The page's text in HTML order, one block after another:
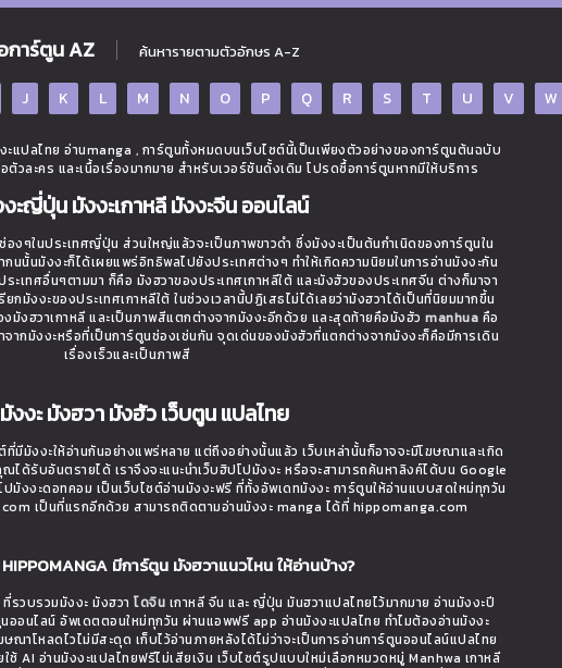
การ์ตูน AZ ค้นหารายตามตัวอักษร A-Z
J K L M N O P Q R S T U V W
ะแปลไทย อ่านmanga , การ์ตูนทั้งหมดบนเว็บไซต์นี้เป็นเพียงตัวอย่างของการ์ตูนต้นฉบับ
วละคร และเนื้อเรื่องมากมาย สำหรับเวอร์ชันดั้งเดิม โปรดซื้อการ์ตูนหากมีให้บริการ
ะญี่ปุ่น มังงะเกาหลี มังงะจีน ออนไลน์
งๆในประเทศญี่ปุ่น ส่วนใหญ่แล้วจะเป็นภาพขาวดำ ซึ่งมังงะเป็นต้นกำเนิดของการ์ตูนใน
นนั้นมังงะก็ได้เผยแพร่อิทธิพลไปยังประเทศต่างๆ ทำให้เกิดความนิยมในการอ่านมังงะกัน
ะเทศอื่นๆตามมา ก็คือ มังฮวาของประเทศเกาหลีใต้ และมังฮัวของประเทศจีน ต่างก็มาจา
กมังงะของประเทศเกาหลีใต้ ในช่วงเวลานี้ปฏิเสธไม่ได้เลยว่ามังฮวาได้เป็นที่นิยมมากขึ้น
มังฮวาเกาหลี และเป็นภาพสีแตกต่างจากมังงะอีกด้วย และสุดท้ายคือมังฮัว manhua คือ
ากมังงะหรือที่เป็นการ์ตูนช่องเช่นกัน จุดเด่นของมังฮัวที่แตกต่างจากมังงะก็คือมีการเดิน
เรื่องเร็วและเป็นภาพสี
งงะ มังฮวา มังฮัว เว็บตูน แปลไทย
ที่มีมังงะให้อ่านกันอย่างแพร่หลาย แต่ถึงอย่างนั้นแล้ว เว็บเหล่านั้นก็อาจจะมีโฆษณาและเกิด
ได้รับอันตรายได้ เราจึงจะแนะนำเว็บฮิปโปมังงะ หรือจะสามารถค้นหาลิงค์ได้บน Google
งงะดอทคอม เป็นเว็บไซต์อ่านมังงะฟรี ที่ทั้งอัพเดทมังงะ การ์ตูนให้อ่านแบบสดใหม่ทุกวัน
เป็นที่แรกอีกด้วย สามารถติดตามอ่านมังงะ manga ได้ที่ hippomanga.com
มีการ์ตูน มังฮวาแนวไหน ให้อ่านบ้าง?
รวบรวมมังงะ มังฮวา โดจิน เกาหลี จีน และ ญี่ปุ่น มันฮวาแปลไทยไว้มากมาย อ่านมังงะปี
ออนไลน์ อัพเดตตอนใหม่ทุกวัน ผ่านแอพฟรี app อ่านมังงะแปลไทย ทำไมต้องอ่านมังงะ
าโหลดไวไม่มีสะดุด เก็บไว้อ่านภายหลังได้ไม่ว่าจะเป็นการอ่านการ์ตูนออนไลน์แปลไทย
AI อ่านมังงะแปลไทยฟรีไม่เสียเงิน เว็บไซต์รูปแบบใหม่เลือกหมวดหมู่ Manhwa เกาหลี